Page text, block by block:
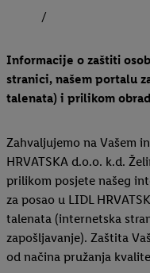
Informacije o zaštiti
stranici, našem portalu
talenata) i prilikom
Zahvaljujemo na Vašem
HRVATSKA d.o.o. k.d.
prilikom posjete našeg
za posao u LIDL
talenata (internetska
zapošljavanje). Zaštita
od načina pružanja